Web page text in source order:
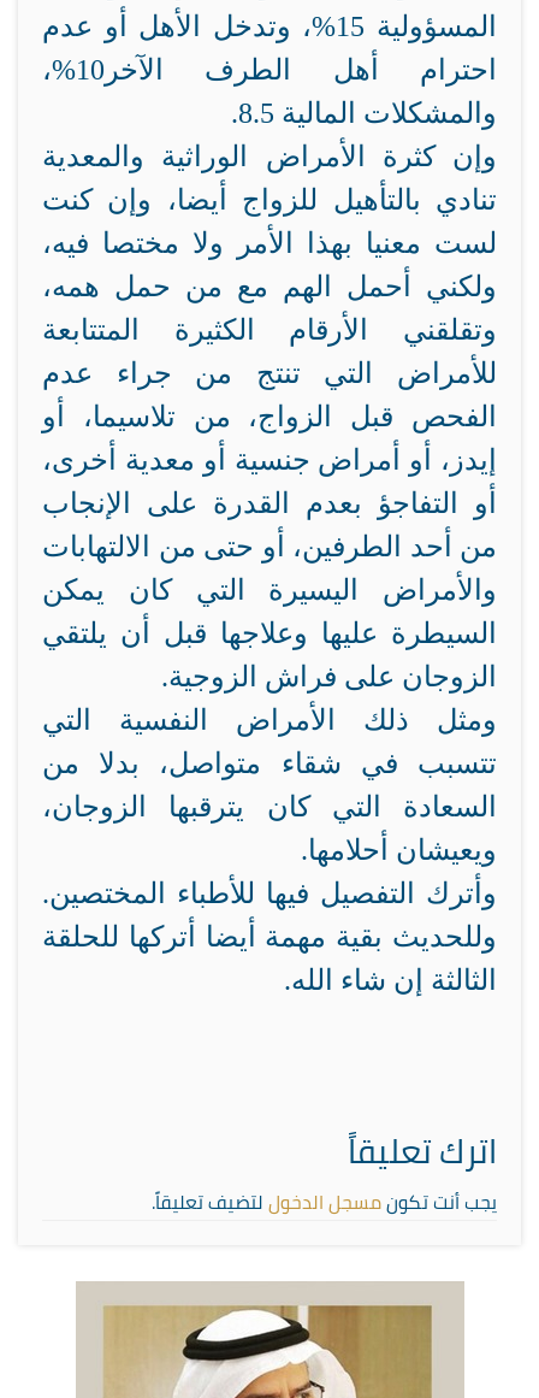
المسؤولية 15%، وتدخل الأهل أو عدم
احترام أهل الطرف الآخر10%،
والمشكلات المالية 8.5.
وإن كثرة الأمراض الوراثية والمعدية
تنادي بالتأهيل للزواج أيضا، وإن كنت
لست معنيا بهذا الأمر ولا مختصا فيه،
ولكني أحمل الهم مع من حمل همه،
وتقلقني الأرقام الكثيرة المتتابعة
للأمراض التي تنتج من جراء عدم
الفحص قبل الزواج، من تلاسيما، أو
إيدز، أو أمراض جنسية أو معدية أخرى،
أو التفاجؤ بعدم القدرة على الإنجاب
من أحد الطرفين، أو حتى من الالتهابات
والأمراض اليسيرة التي كان يمكن
السيطرة عليها وعلاجها قبل أن يلتقي
الزوجان على فراش الزوجية.
ومثل ذلك الأمراض النفسية التي
تتسبب في شقاء متواصل، بدلا من
السعادة التي كان يترقبها الزوجان،
ويعيشان أحلامها.
وأترك التفصيل فيها للأطباء المختصين.
وللحديث بقية مهمة أيضا أتركها للحلقة
الثالثة إن شاء الله.
اترك تعليقاً
يجب أنت تكونمسجل الدخوللتضيف تعليقاً.